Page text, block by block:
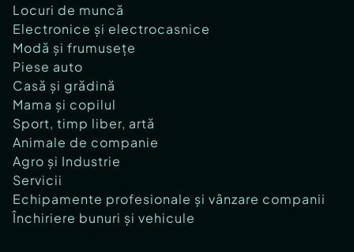
Locuri de muncă
Electronice și electrocasnice
Modă și frumusețe
Piese auto
Casă și grădină
Mama și copilul
Sport, timp liber, artă
Animale de companie
Agro și Industrie
Servicii
Echipamente profesionale și vânzare companii
Închiriere bunuri și vehicule